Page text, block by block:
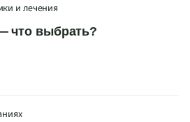
и лечения
что выбрать?